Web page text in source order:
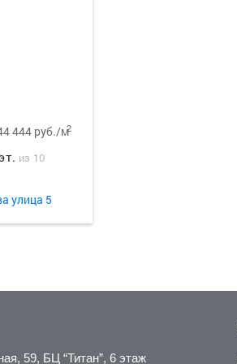
444 руб./м2
из 10
улица 5
59, БЦ “Титан”, 6 этаж